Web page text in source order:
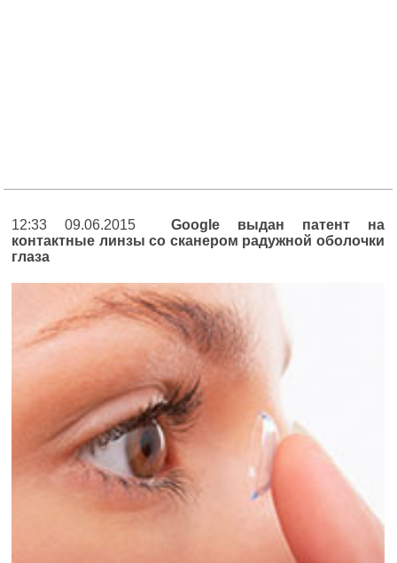
12:33 09.06.2015 Google выдан патент на
контактные линзы со сканером радужной оболочки
глаза